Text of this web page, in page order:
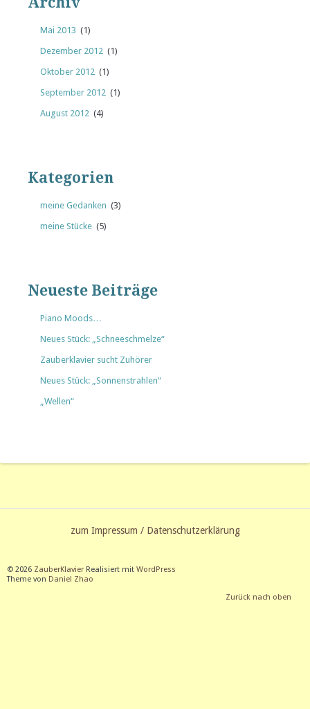
Mai 2013 (1)
Dezember 2012 (1)
Oktober 2012 (1)
September 2012 (1)
August 2012 (4)
Kategorien
meine Gedanken (3)
meine Stücke (5)
Neueste Beiträge
Piano Moods…
Neues Stück: „Schneeschmelze“
Zauberklavier sucht Zuhörer
Neues Stück: „Sonnenstrahlen“
„Wellen“
zum Impressum / Datenschutzerklärung
© 2026 ZauberKlavierRealisiert mit WordPress
Theme von Daniel Zhao
Zurück nach oben